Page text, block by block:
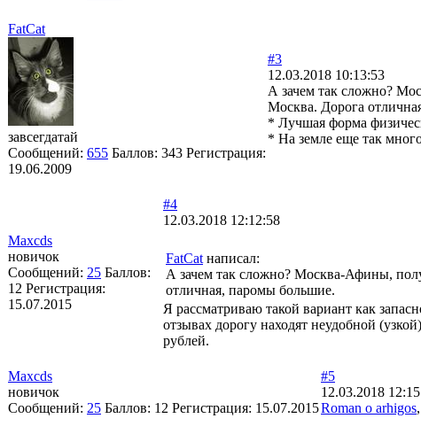
FatCat
завсегдатай
Сообщений: 655 Баллов: 343 Регистрация:
19.06.2009
#3
12.03.2018 10:13:53
А зачем так сложно?
Москва. Дорога
* Лучшая форма
* На земле еще так
Maxcds
новичок
Сообщений: 25 Баллов:
12 Регистрация:
15.07.2015
#4
12.03.2018 12:12:58
FatCat написал:
А зачем так сложно? Москва-Афины,
отличная, паромы большие.
Я рассматриваю такой вариант как
отзывах дорогу находят неудобной
рублей.
Maxcds
новичок
Сообщений: 25 Баллов: 12 Регистрация: 15.07.2015
#5
12.03.2018
Roman o arhigos